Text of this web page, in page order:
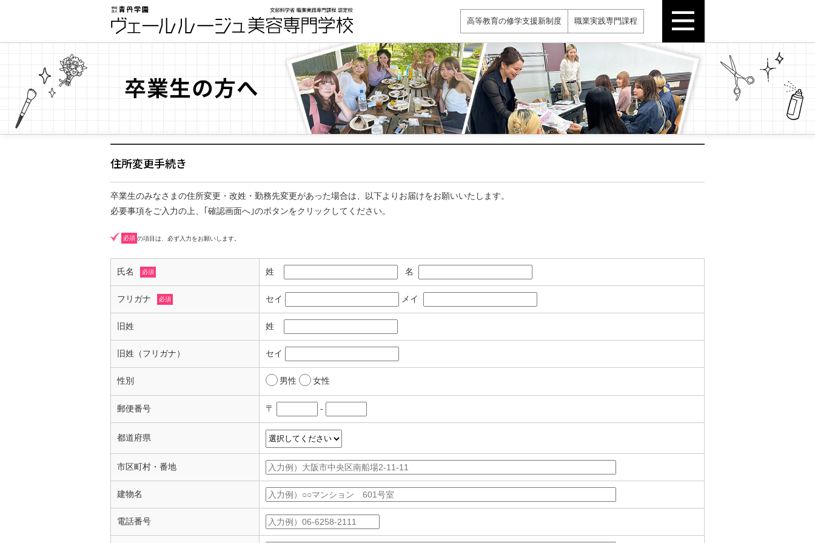
職業実践専門課程
高等教育の修学支援新制度
住所変更手続き
卒業生のみなさまの住所変更・改姓・勤務先変更があった場合は、以下よりお届けをお願いいたします。
必要事項をご入力の上、｢確認画面へ｣のボタンをクリックしてください。
必須 の項目は、必ず入力をお願いします。
氏名 必須 姓 名
フリガナ 必須 セイ メイ
旧姓 姓
旧姓（フリガナ） セイ
性別 男性 女性
郵便番号 〒 -
都道府県
市区町村・番地
建物名
電話番号